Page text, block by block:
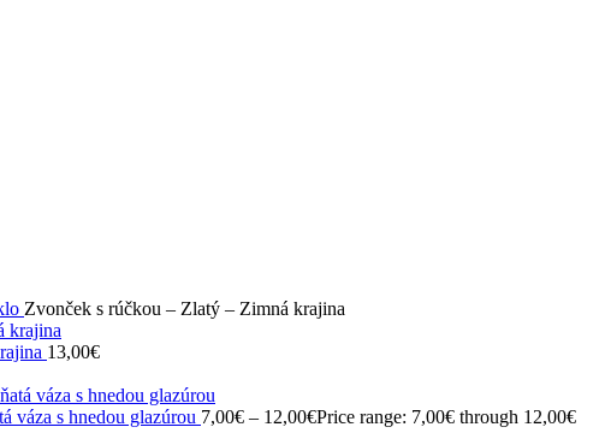
Zvonček s rúčkou – Zlatý – Zimná krajina
13,00€
váza s hnedou glazúrou 7,00€ – 12,00€Price range: 7,00€ through 12,00€